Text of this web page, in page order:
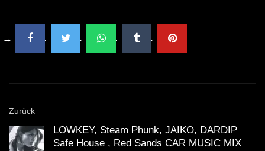
Zurück
LOWKEY, Steam Phunk, JAIKO, DARDIP
Safe House , Red Sands CAR MUSIC MIX